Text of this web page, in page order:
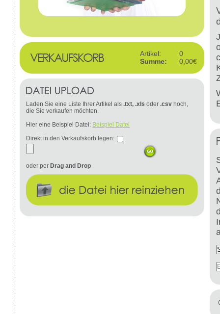
Artikel:
0
Summe:
0,00€
Laden Sie eine Liste Ihrer Artikel als .txt, .xls oder .csv hoch,
die Sie verkaufen möchten.
Hier eine Beispiel Datei: Beispiel Datei
Direkt in den Verkaufskorb legen:
oder per Drag and Drop